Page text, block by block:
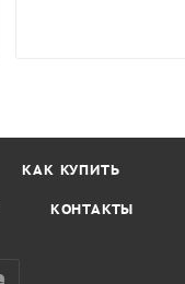
КАК КУПИТЬ
КОНТАКТЫ